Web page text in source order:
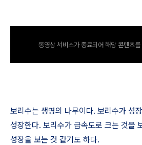
동영상 서비스가 종료되어 해당 콘텐츠
보리수는 생명의 나무이다. 보리수가 성
성장한다. 보리수가 급속도로 크는 것을
성장을 보는 것 같기도 하다.